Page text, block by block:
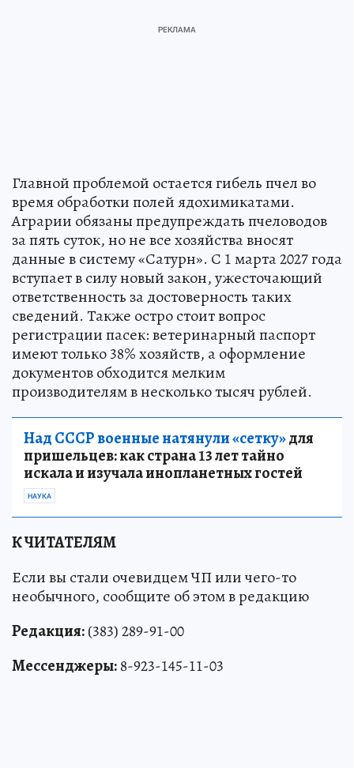
Главной проблемой остается гибель пчел во
время обработки полей ядохимикатами.
Аграрии обязаны предупреждать пчеловодов
за пять суток, но не все хозяйства вносят
данные в систему «Сатурн». С 1 марта 2027 года
вступает в силу новый закон, ужесточающий
ответственность за достоверность таких
сведений. Также остро стоит вопрос
регистрации пасек: ветеринарный паспорт
имеют только 38% хозяйств, а оформление
документов обходится мелким
производителям в несколько тысяч рублей.
Над СССР военные натянули «сетку»для
пришельцев: как страна 13 лет тайно
искала и изучала инопланетных гостей
НАУКА
К ЧИТАТЕЛЯМ
Если вы стали очевидцем ЧП или чего-то
необычного, сообщите об этом в редакцию
Редакция:(383) 289-91-00
Мессенджеры:8-923-145-11-03